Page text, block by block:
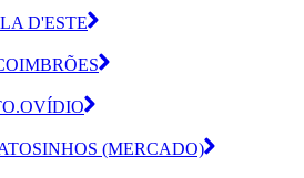
D'ESTE
(MERCADO)